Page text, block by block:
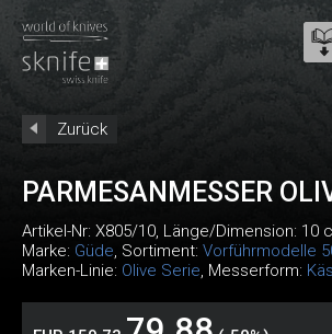
Zurück
PARMESANMESSER
Artikel-Nr: X805/10, Länge/Dimension: 10
Marke: Güde, Sortiment: Vorführmodelle
Marken-Linie: Olive Serie, Messerform: